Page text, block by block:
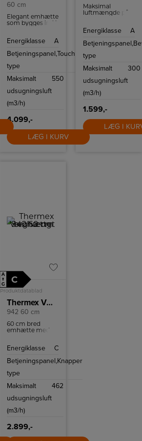
60 cm
Elegant emhætte
som bygges ind i
Energiklasse
A
Betjeningspanel,
type
Touch
Maksimalt
udsugningsluft
(m3/h)
550
4.099,-
LÆG I KURV
Maksimal
luftmængde på
kan denne
fjerne mad og
af sin kraftfulde
ventilatoren et
lavt støjniveau på
blot 55 dB ved
laveste
hastighed, hvilket
behageligt
køkkenmiljø.
Energiklasse
A
Betjeningspanel,
type
Maksimalt
udsugningsluft
(m3/h)
300
1.599,-
LÆG I
A
↑
G
C
Produktdatablad
Thermex Væghængt emhætte
942 60 cm
60 cm bred
emhætte med
Energiklasse
C
Betjeningspanel,
type
Knapper
Maksimalt
udsugningsluft
(m3/h)
462
2.899,-